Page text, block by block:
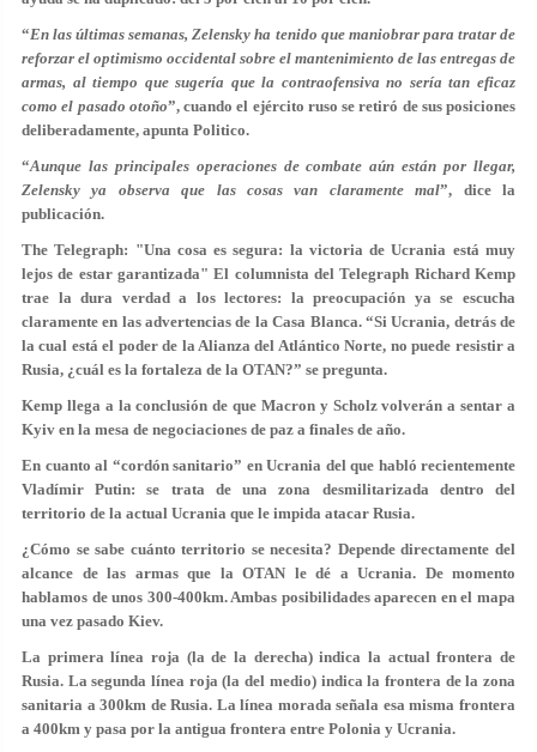
“En las últimas semanas, Zelensky ha tenido que maniobrar para tratar de
reforzar el optimismo occidental sobre el mantenimiento de las entregas de
armas, al tiempo que sugería que la contraofensiva no sería tan eficaz
como el pasado otoño”, cuando el ejército ruso se retiró de sus posiciones
deliberadamente, apunta Politico.
“Aunque las principales operaciones de combate aún están por llegar,
Zelensky ya observa que las cosas van claramente mal”, dice la
publicación.
The Telegraph: "Una cosa es segura: la victoria de Ucrania está muy
lejos de estar garantizada" El columnista del Telegraph Richard Kemp
trae la dura verdad a los lectores: la preocupación ya se escucha
claramente en las advertencias de la Casa Blanca. “Si Ucrania, detrás de
la cual está el poder de la Alianza del Atlántico Norte, no puede resistir a
Rusia, ¿cuál es la fortaleza de la OTAN?” se pregunta.
Kemp llega a la conclusión de que Macron y Scholz volverán a sentar a
Kyiv en la mesa de negociaciones de paz a finales de año.
En cuanto al “cordón sanitario” en Ucrania del que habló recientemente
Vladímir Putin: se trata de una zona desmilitarizada dentro del
territorio de la actual Ucrania que le impida atacar Rusia.
¿Cómo se sabe cuánto territorio se necesita? Depende directamente del
alcance de las armas que la OTAN le dé a Ucrania. De momento
hablamos de unos 300-400km. Ambas posibilidades aparecen en el mapa
una vez pasado Kiev.
La primera línea roja (la de la derecha) indica la actual frontera de
Rusia. La segunda línea roja (la del medio) indica la frontera de la zona
sanitaria a 300km de Rusia. La línea morada señala esa misma frontera
a 400km y pasa por la antigua frontera entre Polonia y Ucrania.